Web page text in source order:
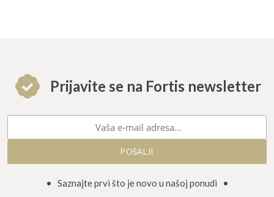
Prijavite se na Fortis newsletter
• Saznajte prvi što je novo u našoj ponudi •